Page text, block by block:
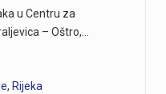
u Centru za
– Oštro,…
, Rijeka